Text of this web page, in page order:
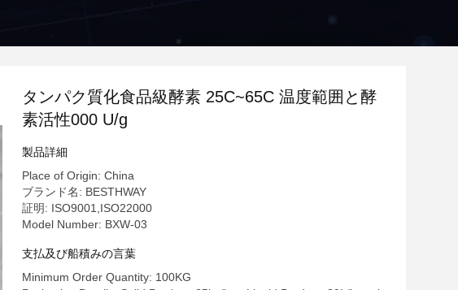
タンパク質化食品級酵素 25C~65C 温度範囲と酵
素活性000 U/g
製品詳細
Place of Origin: China
ブランド名: BESTHWAY
証明: ISO9001,ISO22000
Model Number: BXW-03
支払及び船積みの言葉
Minimum Order Quantity: 100KG